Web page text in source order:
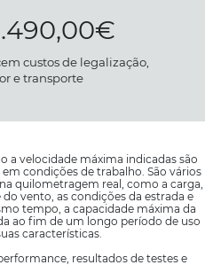
custos de legalização,
e transporte
a velocidade máxima indicadas são
condições de trabalho. São vários
quilometragem real, como a carga,
vento, as condições da estrada e
tempo, a capacidade máxima da
ao fim de um longo período de uso
características.
resultados de testes e